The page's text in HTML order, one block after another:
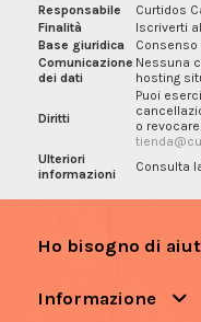
Responsabile
Curtidos
Finalità
Iscriverti
Base giuridica
Consenso
Comunicazione
dei dati
Nessuna
hosting
Diritti
Puoi
o
Ulteriori
informazioni
Consulta
Ho bisogno di
Informazione